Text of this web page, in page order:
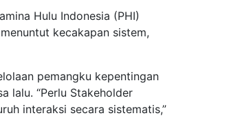
Hulu Indonesia (PHI)
kecakapan sistem,
pemangku kepentingan
lalu. “Perlu Stakeholder
interaksi secara sistematis,”